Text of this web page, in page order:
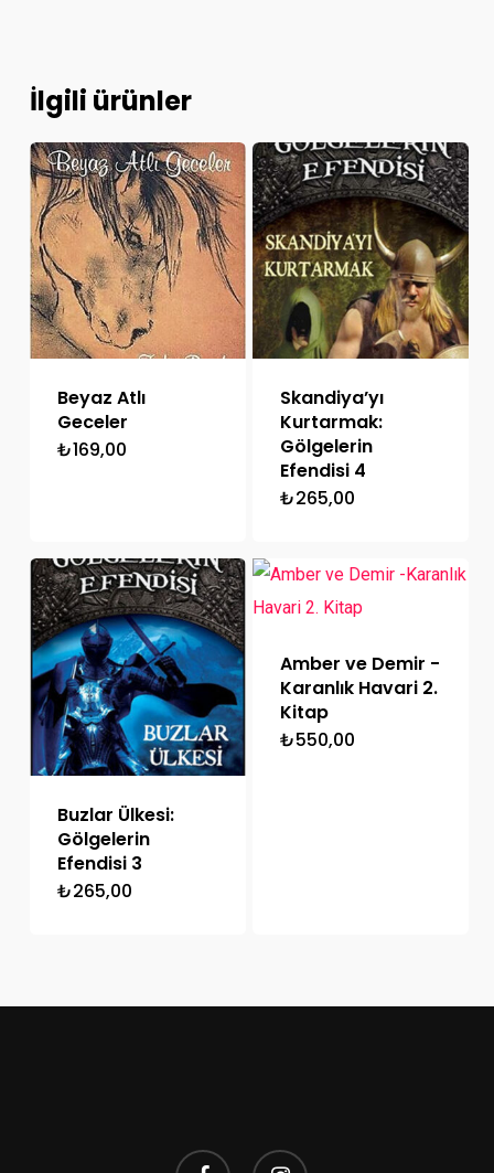
İlgili ürünler
Beyaz Atlı
Geceler
₺169,00
Skandiya’yı
Kurtarmak:
Gölgelerin
Efendisi 4
₺265,00
Buzlar Ülkesi:
Gölgelerin
Efendisi 3
₺265,00
Amber ve Demir -
Karanlık Havari 2.
Kitap
₺550,00
facebook instagram